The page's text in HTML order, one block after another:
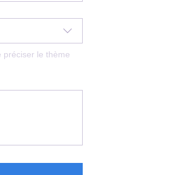
préciser le thème